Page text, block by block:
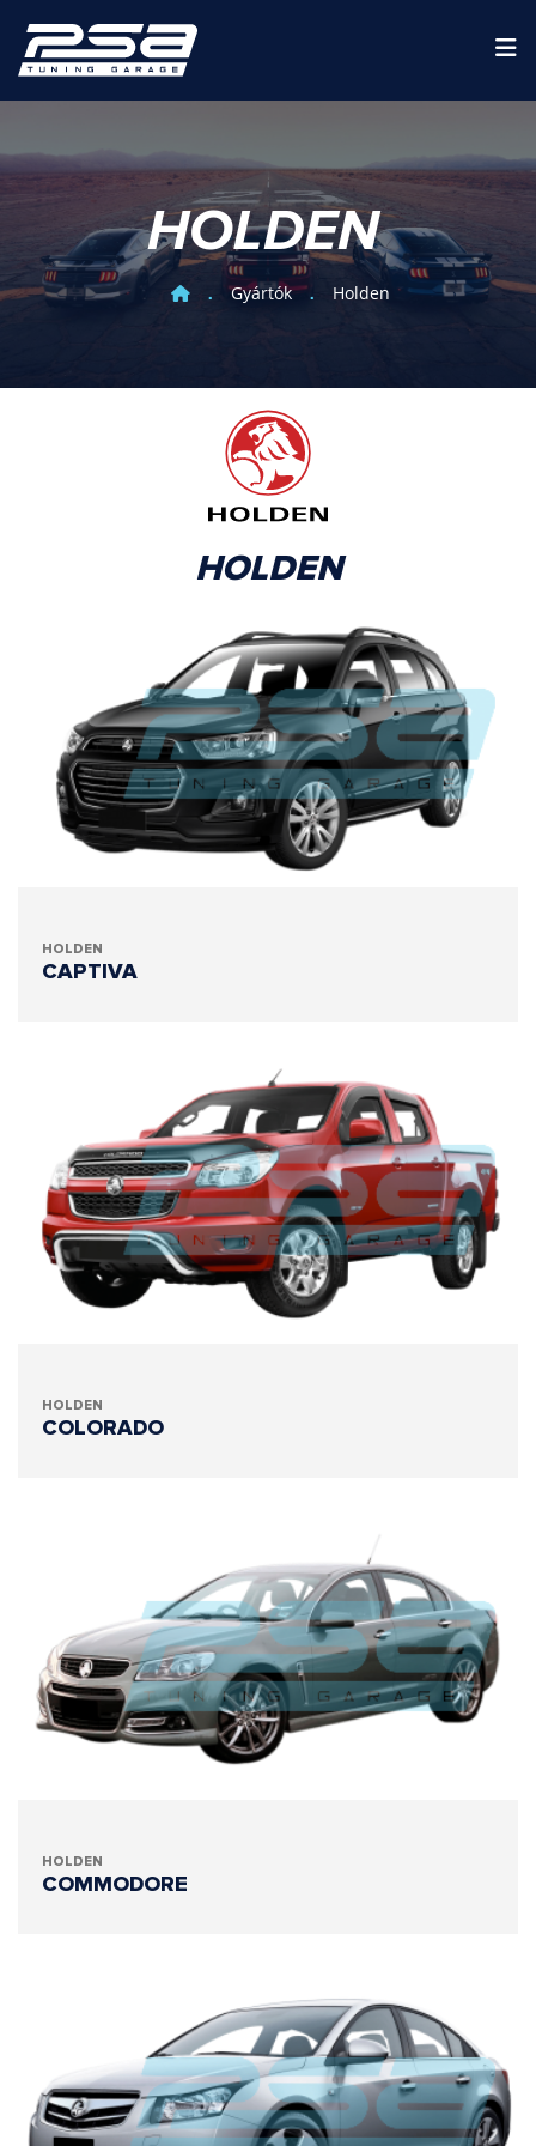
HOLDEN
Gyártók Holden
HOLDEN
HOLDEN
CAPTIVA
HOLDEN
COLORADO
HOLDEN
COMMODORE